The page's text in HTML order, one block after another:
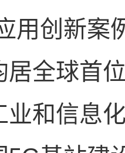
用创新案
居全球首
信息化